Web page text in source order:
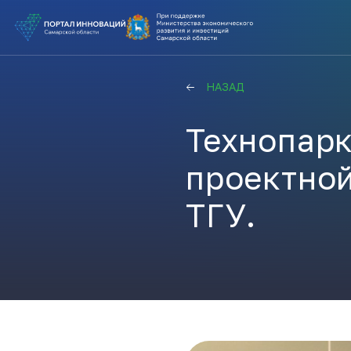
НАЗАД
ТГУ.
ВАМ СЮДА